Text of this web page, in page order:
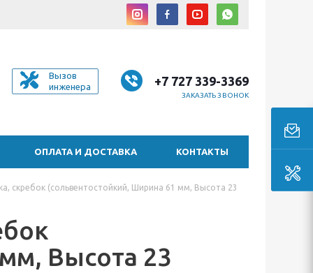
Вызов
инженера
+7 727 339-3369
ЗАКАЗАТЬ ЗВОНОК
ОПЛАТА И ДОСТАВКА КОНТАКТЫ
скребок (сольвентостойкий, Ширина 61 мм, Высота 23
Высота 23